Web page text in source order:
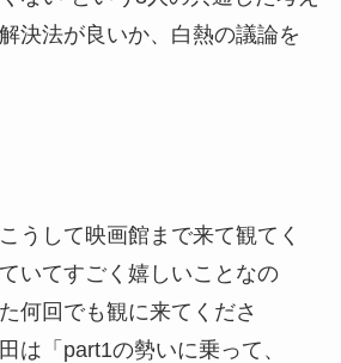
決法が良いか、白熱の議論を
うして映画館まで来て観てく
いてすごく嬉しいことなの
何回でも観に来てくださ
は「part1の勢いに乗って、